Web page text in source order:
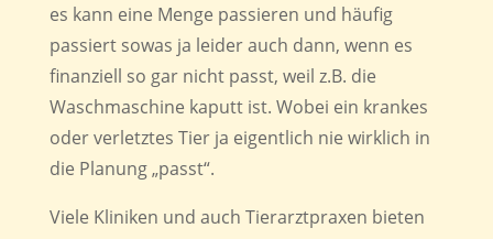
es kann eine Menge passieren und häufig
passiert sowas ja leider auch dann, wenn es
finanziell so gar nicht passt, weil z.B. die
Waschmaschine kaputt ist. Wobei ein krankes
oder verletztes Tier ja eigentlich nie wirklich in
die Planung „passt“.
Viele Kliniken und auch Tierarztpraxen bieten